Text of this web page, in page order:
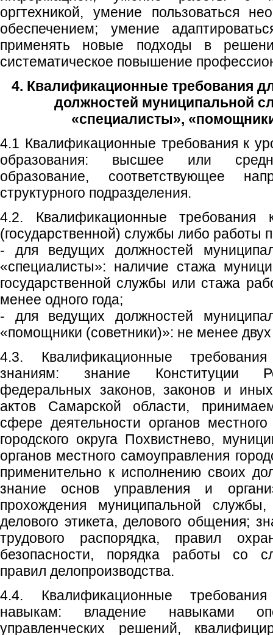
оргтехникой, умение пользоваться
обеспечением; умение
применять новые подходы в
систематическое повышение
4. Квалификационные требования
должностей муниципальной
«специалисты»,
4.1 Квалификационные требования к
образования: высшее или
образование, соответствующее
структурного подразделения.
4.2. Квалификационные требования
(государственной) службы либо работы
- для ведущих должностей
«специалисты»: наличие стажа
государственной службы или стажа
менее одного года;
- для ведущих должностей
«помощники (советники)»: не менее
4.3. Квалификационные
знаниям: знание Конституции
федеральных законов, законов и
актов Самарской области,
сфере деятельности органов
городского округа Похвистнево,
органов местного самоуправления
применительно к исполнению своих
знание основ управления и
прохождения муниципальной
делового этикета, делового общения;
трудового распорядка, правил
безопасности, порядка работы со
правил делопроизводства.
4.4. Квалификационные
навыкам: владение навыками
управленческих решений,